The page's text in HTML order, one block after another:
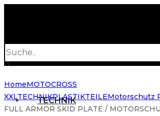
search
TECHNIK
HomeMOTOCROSS
XXLTECHNIKPLASTIKTEILEMotorschutz
FULL ARMOR SKID PLATE /